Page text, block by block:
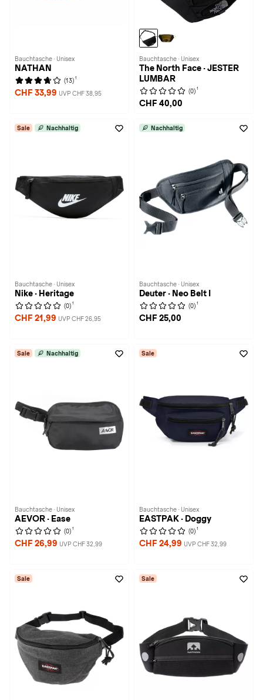
Bauchtasche · Unisex
NATHAN
(13) 1
CHF 33,99 UVP CHF 38,95
Bauchtasche · Unisex
The North Face · JESTER
LUMBAR
(0) 1
CHF 40,00
Sale Nachhaltig
Bauchtasche · Unisex
Nike · Heritage
(0) 1
CHF 21,99 UVP CHF 26,95
Nachhaltig
Bauchtasche · Unisex
Deuter · Neo Belt I
(0) 1
CHF 25,00
Sale Nachhaltig
Bauchtasche · Unisex
AEVOR · Ease
(0) 1
CHF 26,99 UVP CHF 32,99
Sale
Bauchtasche · Unisex
EASTPAK · Doggy
(0) 1
CHF 24,99 UVP CHF 32,99
Sale Sale